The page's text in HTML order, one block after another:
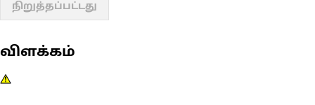
நிறுத்தப்பட்டது
விளக்கம்